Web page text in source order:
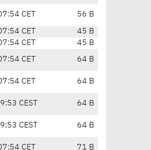
CET 56 B
CET
45 B
CET
45 B
CET 64 B
CET 64 B
CEST 64 B
CEST 64 B
CET 71 B